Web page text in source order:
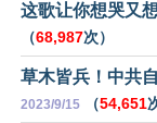
这歌让你想哭又
（68,987次）
草木皆兵！中共
2023/9/15 （54,651